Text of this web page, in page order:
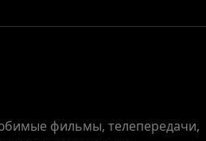
фильмы, телепередачи,